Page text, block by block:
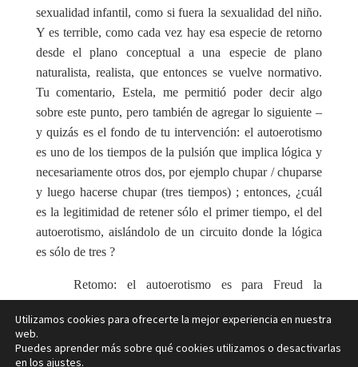
sexualidad infantil, como si fuera la sexualidad del niño.
Y es terrible, como cada vez hay esa especie de retorno
desde el plano conceptual a una especie de plano
naturalista, realista, que entonces se vuelve normativo.
Tu comentario, Estela, me permitió poder decir algo
sobre este punto, pero también de agregar lo siguiente –
y quizás es el fondo de tu intervención: el autoerotismo
es uno de los tiempos de la pulsión que implica lógica y
necesariamente otros dos, por ejemplo chupar / chuparse
y luego hacerse chupar (tres tiempos) ; entonces, ¿cuál
es la legitimidad de retener sólo el primer tiempo, el del
autoerotismo, aislándolo de un circuito donde la lógica
es sólo de tres ?
Retomo: el autoerotismo es para Freud la
investidura libidinal de los propios orificios corporales.
No la rumiación fantasiosa, solitaria. Y es sobre este
primer malentendido, que luego van a agregarse y
colgarse muchos otros. Porque con este malentendido va
Utilizamos cookies para ofrecerte la mejor experiencia en nuestra
web.
Puedes aprender más sobre qué cookies utilizamos o desactivarlas
en los ajustes.